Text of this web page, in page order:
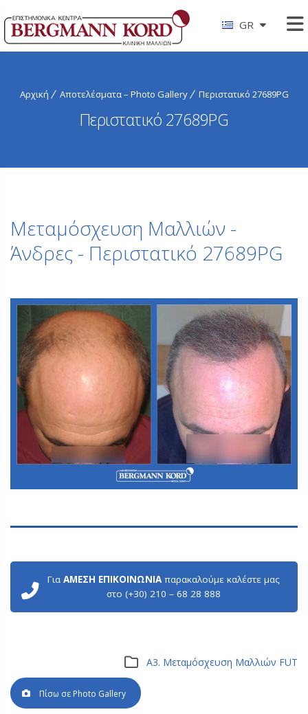
GR
Αρχική Αποτελέσματα – Photo Gallery Περιστατικό 27689PG
Περιστατικό 27689PG
Μεταμόσχευση Μαλλιών -
Άνδρες - Περιστατικό 27689PG
Για ΑΜΕΣΗ ΕΠΙΚΟΙΝΩΝΙΑπαρακαλούμε καλέστε μας
στο (+30) 210 – 68 28 888
Α3. Μεταμόσχευση Μαλλιών FUT
Πίσω σε Photo Gallery